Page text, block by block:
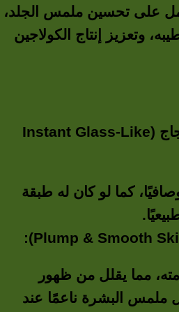
على تحسين ملمس الجلد،
وتعزيز إنتاج الكولاجين
إشراقة فورية مثل الزجاج (Instant Glass-Like
كما لو كان له طبقة
مما يقلل من ظهور
ملمس البشرة ناعمًا عند